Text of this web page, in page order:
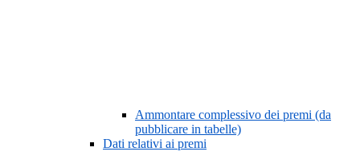
Ammontare complessivo dei premi (da
pubblicare in tabelle)
Dati relativi ai premi